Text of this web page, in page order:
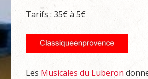
Tarifs : 35€ à 5€
Les Musicales du Luberon